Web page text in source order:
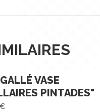
VASE
PINTADES"
€